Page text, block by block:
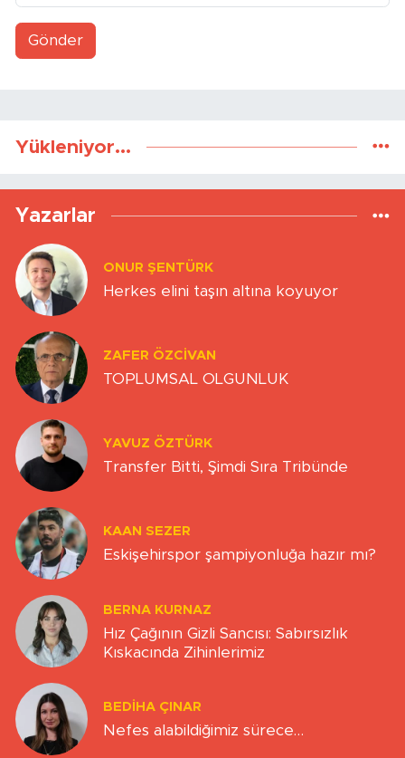
Gönder
Yükleniyor...
Yazarlar
ONUR ŞENTÜRK
Herkes elini taşın altına koyuyor
ZAFER ÖZCIVAN
TOPLUMSAL OLGUNLUK
YAVUZ ÖZTÜRK
Transfer Bitti, Şimdi Sıra Tribünde
KAAN SEZER
Eskişehirspor şampiyonluğa hazır mı?
BERNA KURNAZ
Hız Çağının Gizli Sancısı: Sabırsızlık
Kıskacında Zihinlerimiz
BEDIHA ÇINAR
Nefes alabildiğimiz sürece…